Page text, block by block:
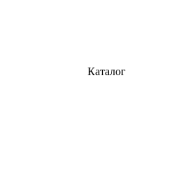
Каталог